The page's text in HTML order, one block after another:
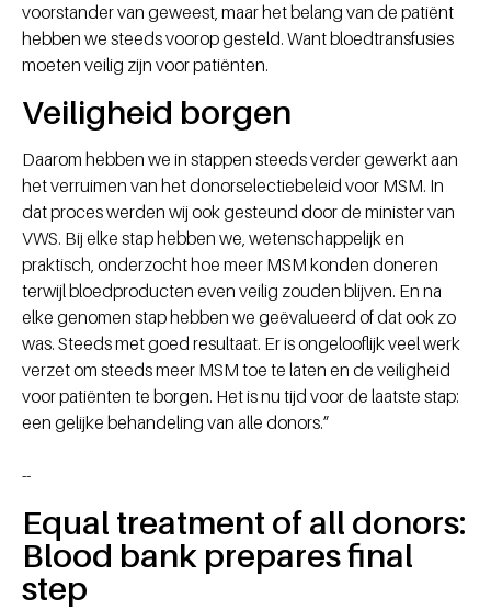
voorstander van geweest, maar het belang van de patiënt
hebben we steeds voorop gesteld. Want bloedtransfusies
moeten veilig zijn voor patiënten.
Veiligheid borgen
Daarom hebben we in stappen steeds verder gewerkt aan
het verruimen van het donorselectiebeleid voor MSM. In
dat proces werden wij ook gesteund door de minister van
VWS. Bij elke stap hebben we, wetenschappelijk en
praktisch, onderzocht hoe meer MSM konden doneren
terwijl bloedproducten even veilig zouden blijven. En na
elke genomen stap hebben we geëvalueerd of dat ook zo
was. Steeds met goed resultaat. Er is ongelooflijk veel werk
verzet om steeds meer MSM toe te laten en de veiligheid
voor patiënten te borgen. Het is nu tijd voor de laatste stap:
een gelijke behandeling van alle donors.”
--
Equal treatment of all donors:
Blood bank prepares final
step